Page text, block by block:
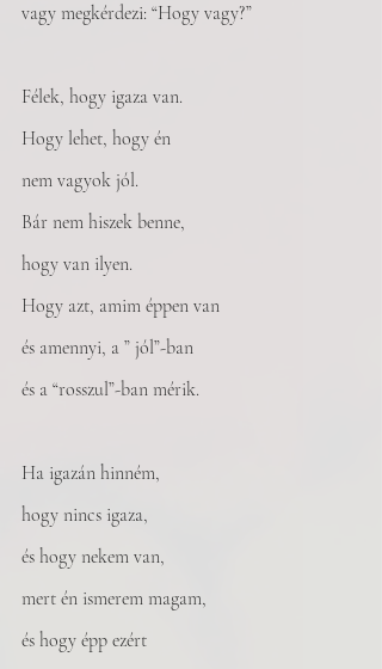
vagy megkérdezi: “Hogy vagy?”
Félek, hogy igaza van.
Hogy lehet, hogy én
nem vagyok jól.
Bár nem hiszek benne,
hogy van ilyen.
Hogy azt, amim éppen van
és amennyi, a ” jól”-ban
és a “rosszul”-ban mérik.
Ha igazán hinném,
hogy nincs igaza,
és hogy nekem van,
mert én ismerem magam,
és hogy épp ezért